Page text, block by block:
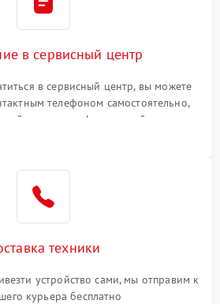
в сервисный центр
в сервисный центр, вы можете
телефоном самостоятельно,
свой номер телефона на сайте
техники
устройство сами, мы отправим к
курьера бесплатно